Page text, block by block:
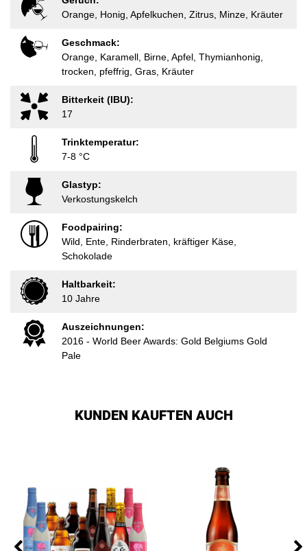
Orange, Honig, Apfelkuchen, Zitrus, Minze, Kräuter
Geschmack:
Orange, Karamell, Birne, Apfel, Thymianhonig,
trocken, pfeffrig, Gras, Kräuter
Bitterkeit (IBU):
17
Trinktemperatur:
7-8 °C
Glastyp:
Verkostungskelch
Foodpairing:
Wild, Ente, Rinderbraten, kräftiger Käse,
Schokolade
Haltbarkeit:
10 Jahre
Auszeichnungen:
2016 - World Beer Awards: Gold Belgiums Gold
Pale
KUNDEN KAUFTEN AUCH